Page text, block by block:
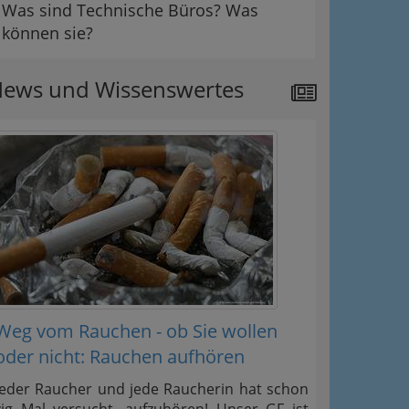
Was sind Technische Büros? Was
können sie?
und Wissenswertes
vom Rauchen - ob Sie wollen
nicht: Rauchen aufhören
Raucher und jede Raucherin hat schon